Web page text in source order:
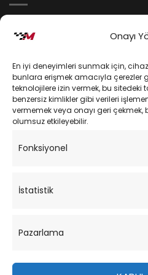
Onayı
En iyi deneyimleri sunmak için,
bunlara erişmek amacıyla çerezler
teknolojilere izin vermek, bu sitedeki
benzersiz kimlikler gibi verileri
vermemek veya onayı geri çekmek,
olumsuz etkileyebilir.
Fonksiyonel
İstatistik
Pazarlama
Kişisel Verilerin Korunması
Mesafeli Satış Sözleşmesi
Sipariş Takibi